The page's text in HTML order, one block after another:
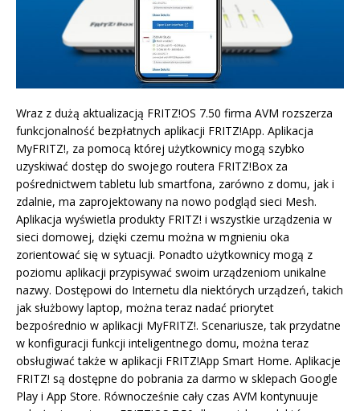
Wraz z dużą aktualizacją FRITZ!OS 7.50 firma AVM rozszerza
funkcjonalność bezpłatnych aplikacji FRITZ!App. Aplikacja
MyFRITZ!, za pomocą której użytkownicy mogą szybko
uzyskiwać dostęp do swojego routera FRITZ!Box za
pośrednictwem tabletu lub smartfona, zarówno z domu, jak i
zdalnie, ma zaprojektowany na nowo podgląd sieci Mesh.
Aplikacja wyświetla produkty FRITZ! i wszystkie urządzenia w
sieci domowej, dzięki czemu można w mgnieniu oka
zorientować się w sytuacji. Ponadto użytkownicy mogą z
poziomu aplikacji przypisywać swoim urządzeniom unikalne
nazwy. Dostępowi do Internetu dla niektórych urządzeń, takich
jak służbowy laptop, można teraz nadać priorytet
bezpośrednio w aplikacji MyFRITZ!. Scenariusze, tak przydatne
w konfiguracji funkcji inteligentnego domu, można teraz
obsługiwać także w aplikacji FRITZ!App Smart Home. Aplikacje
FRITZ! są dostępne do pobrania za darmo w sklepach Google
Play i App Store. Równocześnie cały czas AVM kontynuuje